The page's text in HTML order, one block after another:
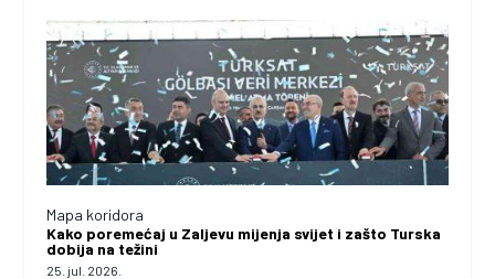
Mapa koridora
Kako poremećaj u Zaljevu mijenja svijet i zašto Turska
dobija na težini
25. jul. 2026.